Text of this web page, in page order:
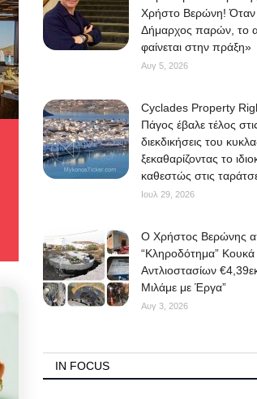
Χρήστο Βερώνη! Όταν
Δήμαρχος παρών, το
φαίνεται στην πράξη»
Αυγ 5, 2026
Cyclades Property
Πάγος έβαλε τέλος
διεκδικήσεις του
ξεκαθαρίζοντας το
καθεστώς στις
Ιουλ 29, 2026
O Χρήστος Βερώνης
“Κληροδότημα” Κουκά
Αντλιοστασίων
Μιλάμε με Έργα”
Αυγ 3, 2026
IN FOCUS